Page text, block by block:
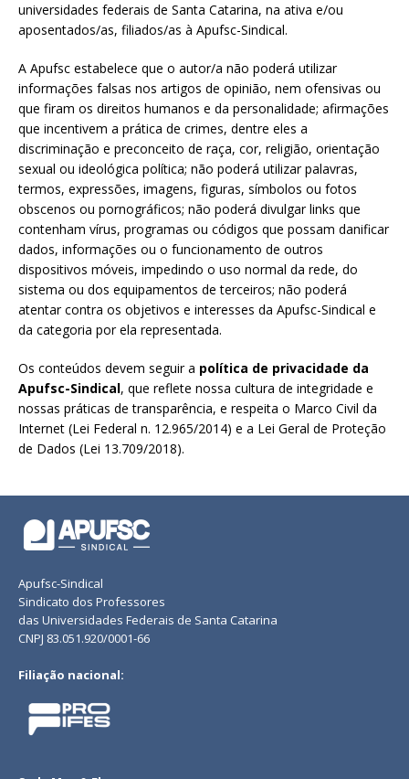
universidades federais de Santa Catarina, na ativa e/ou
aposentados/as, filiados/as à Apufsc-Sindical.
A Apufsc estabelece que o autor/a não poderá utilizar
informações falsas nos artigos de opinião, nem ofensivas ou
que firam os direitos humanos e da personalidade; afirmações
que incentivem a prática de crimes, dentre eles a
discriminação e preconceito de raça, cor, religião, orientação
sexual ou ideológica política; não poderá utilizar palavras,
termos, expressões, imagens, figuras, símbolos ou fotos
obscenos ou pornográficos; não poderá divulgar links que
contenham vírus, programas ou códigos que possam danificar
dados, informações ou o funcionamento de outros
dispositivos móveis, impedindo o uso normal da rede, do
sistema ou dos equipamentos de terceiros; não poderá
atentar contra os objetivos e interesses da Apufsc-Sindical e
da categoria por ela representada.
Os conteúdos devem seguir a política de privacidade da
Apufsc-Sindical, que reflete nossa cultura de integridade e
nossas práticas de transparência, e respeita o Marco Civil da
Internet (Lei Federal n. 12.965/2014) e a Lei Geral de Proteção
de Dados (Lei 13.709/2018).
Apufsc-Sindical
Sindicato dos Professores
das Universidades Federais de Santa Catarina
CNPJ 83.051.920/0001-66
Filiação nacional: